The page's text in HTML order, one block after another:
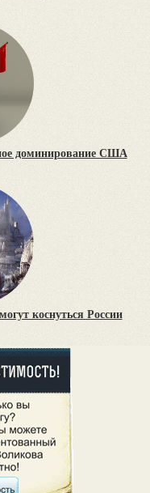
доминирование США
коснуться России